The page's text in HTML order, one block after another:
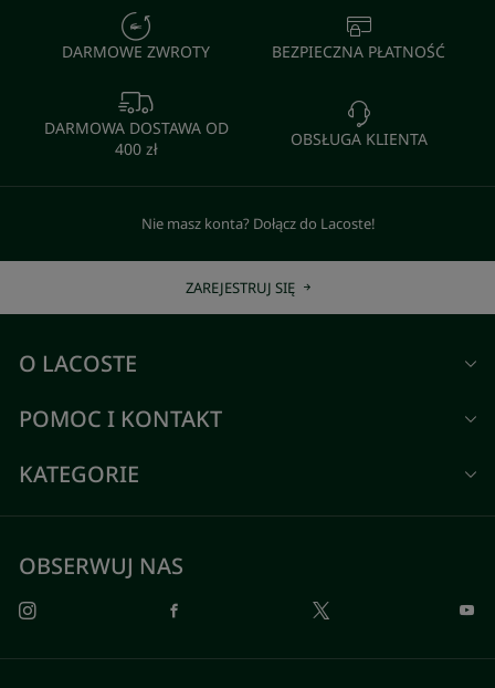
DARMOWE ZWROTY BEZPIECZNA PŁATNOŚĆ
DARMOWA DOSTAWA OD
400 zł
OBSŁUGA KLIENTA
Nie masz konta? Dołącz do Lacoste!
ZAREJESTRUJ SIĘ
O LACOSTE
POMOC I KONTAKT
KATEGORIE
OBSERWUJ NAS